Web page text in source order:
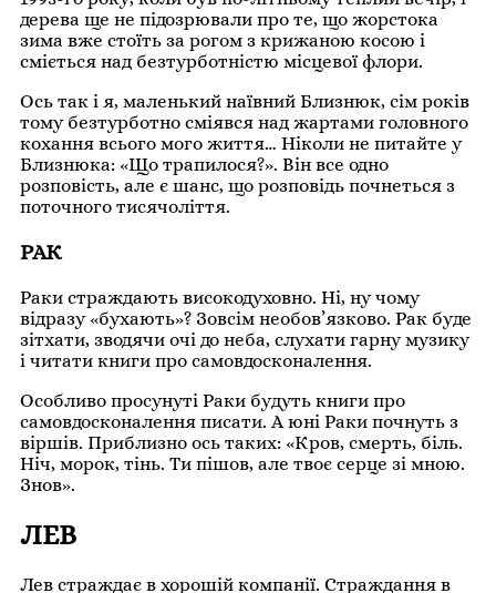
дерева ще не підозрювали про те, що жорстока
зима вже стоїть за рогом з крижаною косою і
сміється над безтурботністю місцевої флори.
Ось так і я, маленький наївний Близнюк, сім років
тому безтурботно сміявся над жартами головного
кохання всього мого життя… Ніколи не питайте у
Близнюка: «Що трапилося?». Він все одно
розповість, але є шанс, що розповідь почнеться з
поточного тисячоліття.
РАК
Раки страждають високодуховно. Ні, ну чому
відразу «бухають»? Зовсім необов’язково. Рак буде
зітхати, зводячи очі до неба, слухати гарну музику
і читати книги про самовдосконалення.
Особливо просунуті Раки будуть книги про
самовдосконалення писати. А юні Раки почнуть з
віршів. Приблизно ось таких: «Кров, смерть, біль.
Ніч, морок, тінь. Ти пішов, але твоє серце зі мною.
Знов».
ЛЕВ
Лев страждає в хорошій компанії. Страждання в